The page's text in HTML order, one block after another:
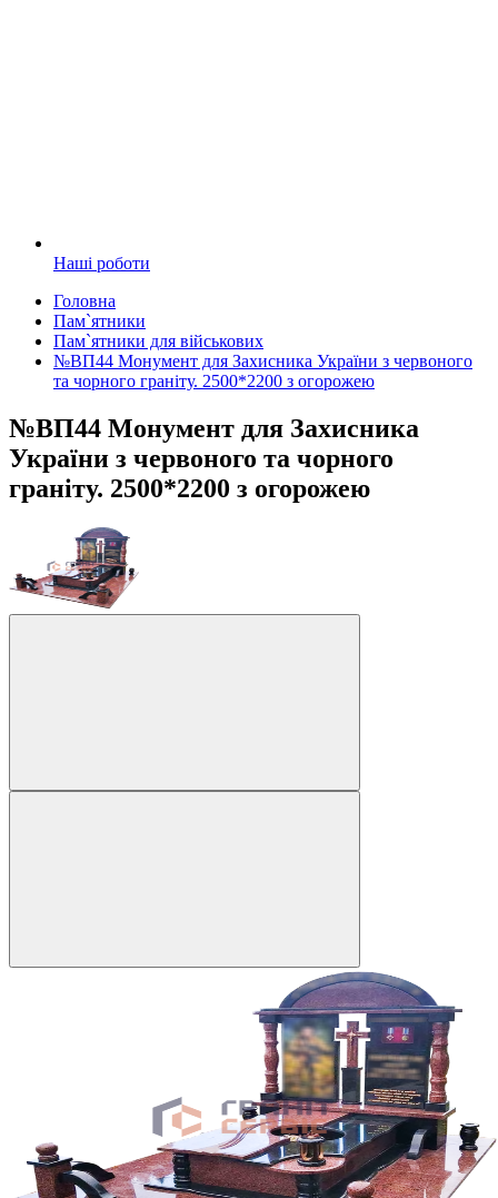
Наші роботи
Головна
Пам`ятники
Пам`ятники для військових
№ВП44 Монумент для Захисника України з червоного
та чорного граніту. 2500*2200 з огорожею
№ВП44 Монумент для Захисника
України з червоного та чорного
граніту. 2500*2200 з огорожею